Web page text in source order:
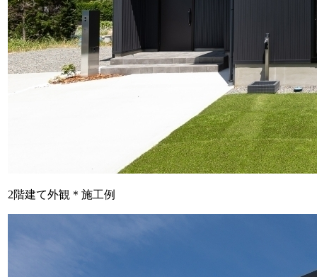
2階建て外観＊施工例